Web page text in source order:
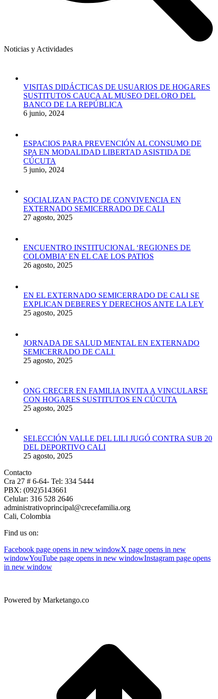
Noticias y Actividades
VISITAS DIDÁCTICAS DE USUARIOS DE HOGARES
SUSTITUTOS CAUCA AL MUSEO DEL ORO DEL
BANCO DE LA REPÚBLICA
6 junio, 2024
ESPACIOS PARA PREVENCIÓN AL CONSUMO DE
SPA EN MODALIDAD LIBERTAD ASISTIDA DE
CÚCUTA
5 junio, 2024
SOCIALIZAN PACTO DE CONVIVENCIA EN
EXTERNADO SEMICERRADO DE CALI
27 agosto, 2025
ENCUENTRO INSTITUCIONAL ‘REGIONES DE
COLOMBIA’ EN EL CAE LOS PATIOS
26 agosto, 2025
EN EL EXTERNADO SEMICERRADO DE CALI SE
EXPLICAN DEBERES Y DERECHOS ANTE LA LEY
25 agosto, 2025
JORNADA DE SALUD MENTAL EN EXTERNADO
SEMICERRADO DE CALI
25 agosto, 2025
ONG CRECER EN FAMILIA INVITA A VINCULARSE
CON HOGARES SUSTITUTOS EN CÚCUTA
25 agosto, 2025
SELECCIÓN VALLE DEL LILI JUGÓ CONTRA SUB 20
DEL DEPORTIVO CALI
25 agosto, 2025
Contacto
Cra 27 # 6-64- Tel: 334 5444
PBX: (092)5143661
Celular: 316 528 2646
administrativoprincipal@crecefamilia.org
Cali, Colombia
Find us on:
Facebook page opens in new windowX page opens in new
windowYouTube page opens in new windowInstagram page opens
in new window
Powered by Marketango.co